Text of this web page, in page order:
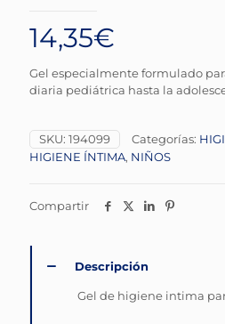
14,35€
Gel especialmente formulado
diaria pediátrica hasta la
SKU: 194099 Categorías:
HIGIENE ÍNTIMA, NIÑOS
Compartir
Descripción
Gel de higiene intima